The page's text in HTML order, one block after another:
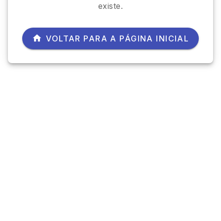
existe.
VOLTAR PARA A PÁGINA INICIAL